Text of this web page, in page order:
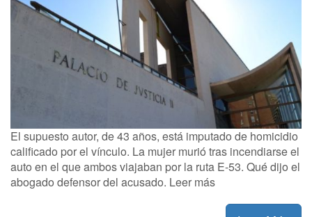
El supuesto autor, de 43 años, está imputado de homicidio
calificado por el vínculo. La mujer murió tras incendiarse el
auto en el que ambos viajaban por la ruta E-53. Qué dijo el
abogado defensor del acusado. Leer más